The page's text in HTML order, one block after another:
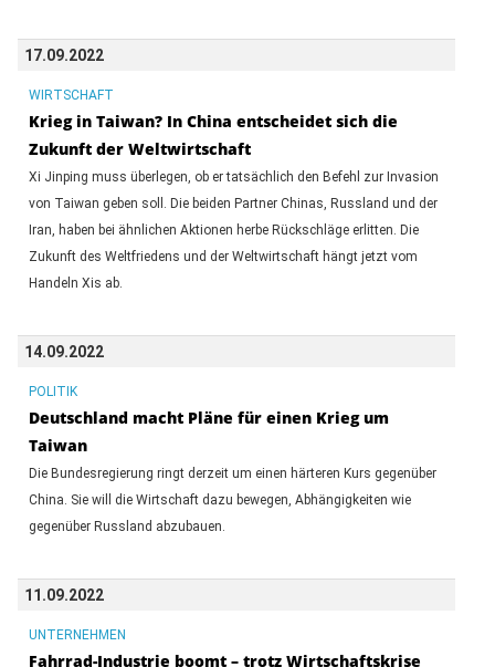
17.09.2022
WIRTSCHAFT
Krieg in Taiwan? In China entscheidet sich die
Zukunft der Weltwirtschaft
Xi Jinping muss überlegen, ob er tatsächlich den Befehl zur Invasion
von Taiwan geben soll. Die beiden Partner Chinas, Russland und der
Iran, haben bei ähnlichen Aktionen herbe Rückschläge erlitten. Die
Zukunft des Weltfriedens und der Weltwirtschaft hängt jetzt vom
Handeln Xis ab.
14.09.2022
POLITIK
Deutschland macht Pläne für einen Krieg um
Taiwan
Die Bundesregierung ringt derzeit um einen härteren Kurs gegenüber
China. Sie will die Wirtschaft dazu bewegen, Abhängigkeiten wie
gegenüber Russland abzubauen.
11.09.2022
UNTERNEHMEN
Fahrrad-Industrie boomt – trotz Wirtschaftskrise